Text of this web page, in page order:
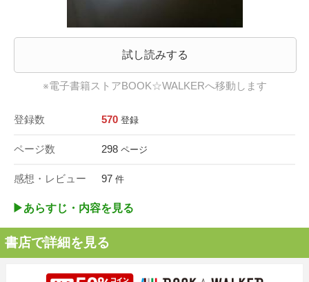
試し読みする
※電子書籍ストアBOOK☆WALKERへ移動します
登録数 570 登録
ページ数 298 ページ
感想・レビュー 97 件
▶︎あらすじ・内容を見る
書店で詳細を見る